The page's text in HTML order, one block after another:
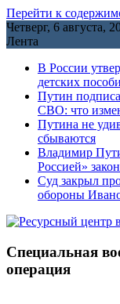
Перейти к
Четверг, 6 августа,
Лента
В России
детских
Путин
СВО: что
Путина не
сбываются
Владимир
Россией»
Cуд закрыл
обороны
Специальная
операция